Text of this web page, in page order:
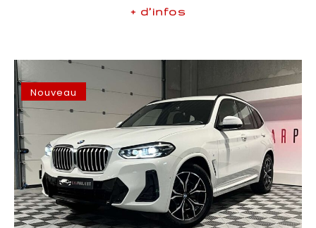
+ d’infos
Nouveau